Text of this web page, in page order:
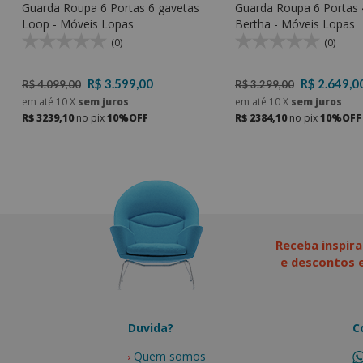
Guarda Roupa 6 Portas 6 gavetas
Loop - Móveis Lopas
(0)
R$ 4.099,00 R$ 3.599,00
em até 10X sem juros
R$ 3239,10no pix10%OFF
Guarda Roupa 6 Portas
Bertha - Móveis Lopas
(0)
R$ 3.299,00 R$
em até 10X sem juros
R$ 2384,10no pix10%OFF
Receba
e descontos
Duvida?
Quem somos